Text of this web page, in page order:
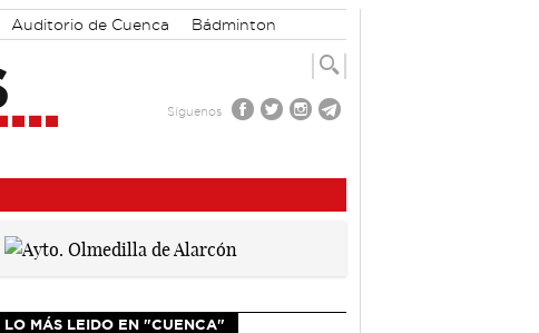
Auditorio de Cuenca Bádminton
Síguenos
LO MÁS LEIDO EN "CUENCA"